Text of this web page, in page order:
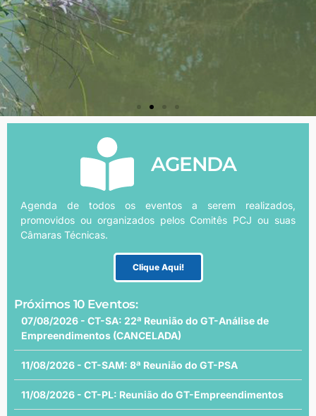
AGENDA
Agenda de todos os eventos a serem realizados,
promovidos ou organizados pelos Comitês PCJ ou suas
Câmaras Técnicas.
Clique Aqui!
Próximos 10 Eventos:
07/08/2026 - CT-SA: 22ª Reunião do GT-Análise de
Empreendimentos (CANCELADA)
11/08/2026 - CT-SAM: 8ª Reunião do GT-PSA
11/08/2026 - CT-PL: Reunião do GT-Empreendimentos